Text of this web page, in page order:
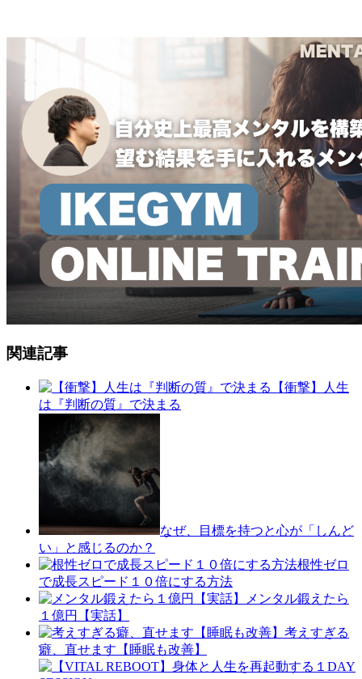
関連記事
【衝撃】人生
は『判断の質』で決まる
なぜ、目標を持つと心が「しんど
い」と感じるのか？
根性ゼロ
で成長スピード１０倍にする方法
メンタル鍛えたら
１億円【実話】
考えすぎる
癖、直せます【睡眠も改善】